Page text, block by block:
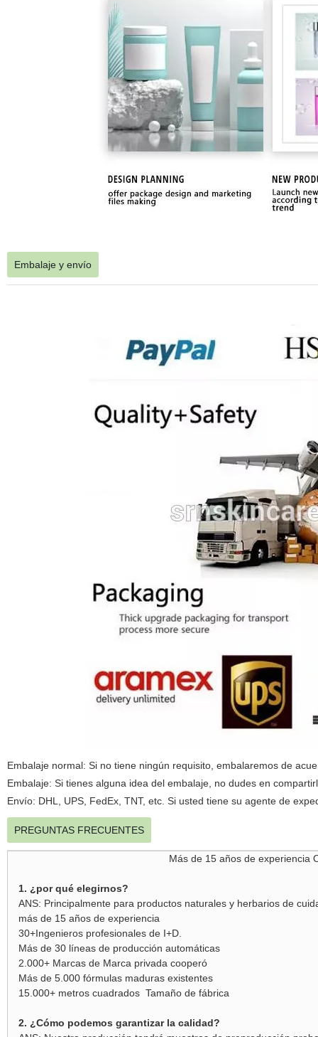
Embalaje y envío
Embalaje normal: Si no tiene ningún requisito, embalaremos de
Embalaje: Si tienes alguna idea del embalaje, no dudes en
Envío: DHL, UPS, FedEx, TNT, etc. Si usted tiene su agente de
PREGUNTAS FRECUENTES
Más de 15 años de experiencia
1. ¿por qué elegirnos?
ANS: Principalmente para productos naturales y herbarios de
más de 15 años de experiencia
30+Ingenieros profesionales de I+D.
Más de 30 líneas de producción automáticas
2.000+ Marcas de Marca privada cooperó
Más de 5.000 fórmulas maduras existentes
15.000+ metros cuadrados Tamaño de fábrica
2. ¿Cómo podemos garantizar la calidad?